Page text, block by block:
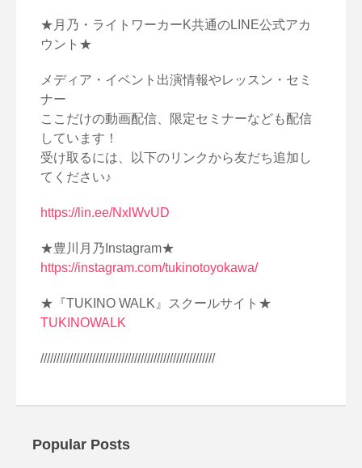
★月乃・ライトワーカーK共通のLINE公式アカ
ウント★
メディア・イベント出演情報やレッスン・セミ
ナー
ここだけの動画配信、限定セミナーなども配信
しています！
受け取るには、以下のリンクから友だち追加し
てください♪
https://lin.ee/NxlWvUD
★豊川月乃Instagram★
https://instagram.com/tukinotoyokawa/
★『TUKINO WALK』スクールサイト★
TUKINOWALK
//////////////////////////////////////////////////////
Popular Posts